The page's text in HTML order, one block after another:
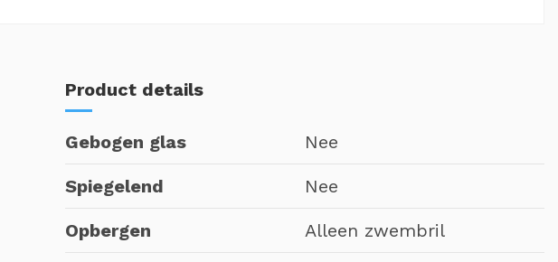
Product details
Gebogen glas Nee
Spiegelend Nee
Opbergen Alleen zwembril